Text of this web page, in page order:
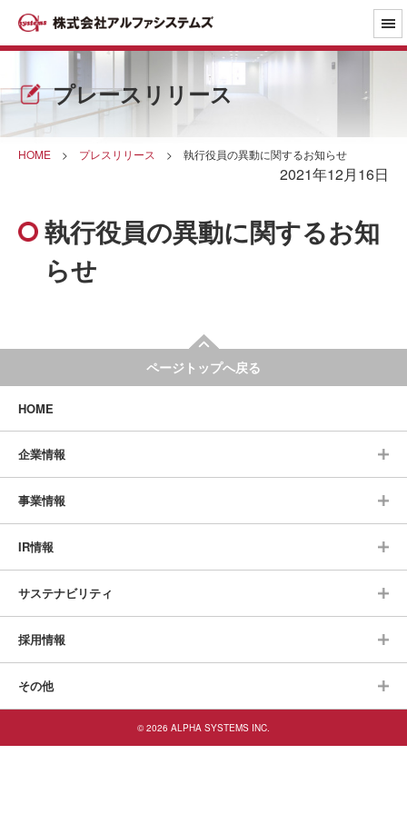
プレースリリース
HOME > プレスリリース > 執行役員の異動に関するお知らせ
2021年12月16日
執行役員の異動に関するお知
らせ
ページトップへ戻る
HOME
企業情報
事業情報
IR情報
サステナビリティ
採用情報
その他
© 2026 ALPHA SYSTEMS INC.